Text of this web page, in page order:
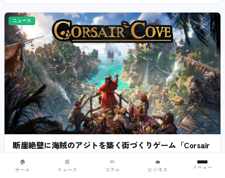
ニュース
断崖絶壁に海賊のアジトを築く街づくりゲーム「Corsair
Cove」、1.0正式版が配信開始！
2026.08.06
🏠
ホーム
📰
ニュース
✏️
コラム
💼
ビジネス
メニュー